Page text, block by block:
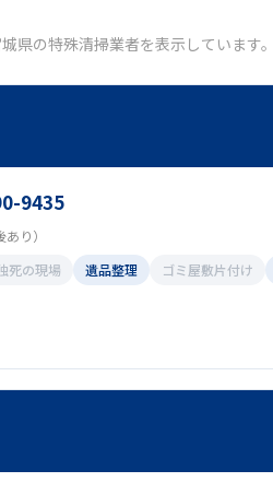
県の特殊清掃業者を表示しています。
9435
り）
死の現場 遺品整理 ゴミ屋敷片付け